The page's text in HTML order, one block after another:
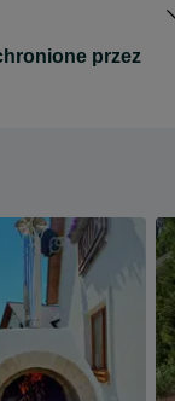
przez